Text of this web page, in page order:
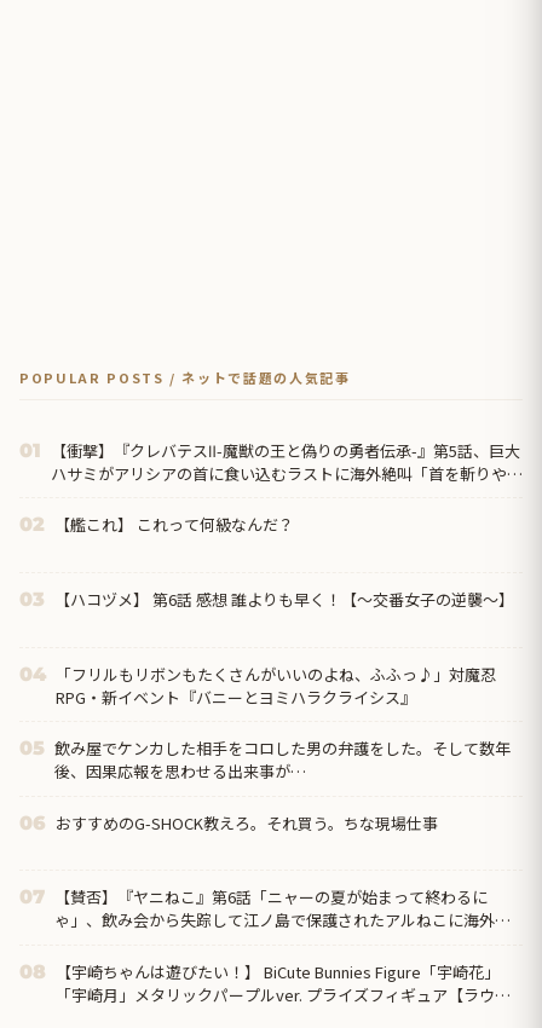
POPULAR POSTS / ネットで話題の人気記事
01
【衝撃】『クレバテスⅡ-魔獣の王と偽りの勇者伝承-』第5話、巨大
ハサミがアリシアの首に食い込むラストに海外絶叫「首を斬りやが
02 【艦これ】 これって何級なんだ？
03 【ハコヅメ】 第6話 感想 誰よりも早く！【～交番女子の逆襲～】
04
「フリルもリボンもたくさんがいいのよね、ふふっ♪」対魔忍
RPG・新イベント『バニーとヨミハラクライシス』
05 飲み屋でケンカした相手をコロした男の弁護をした。そして数年
後、因果応報を思わせる出来事が…
06 おすすめのG-SHOCK教えろ。それ買う。ちな現場仕事
07
【賛否】『ヤニねこ』第6話「ニャーの夏が始まって終わるに
ゃ」、飲み会から失踪して江ノ島で保護されたアルねこに海外ざ
ぞ、夢か？」
08
【宇崎ちゃんは遊びたい！】 BiCute Bunnies Figure「宇崎花」
「宇崎月」メタリックパープルver. プライズフィギュア【ラウン